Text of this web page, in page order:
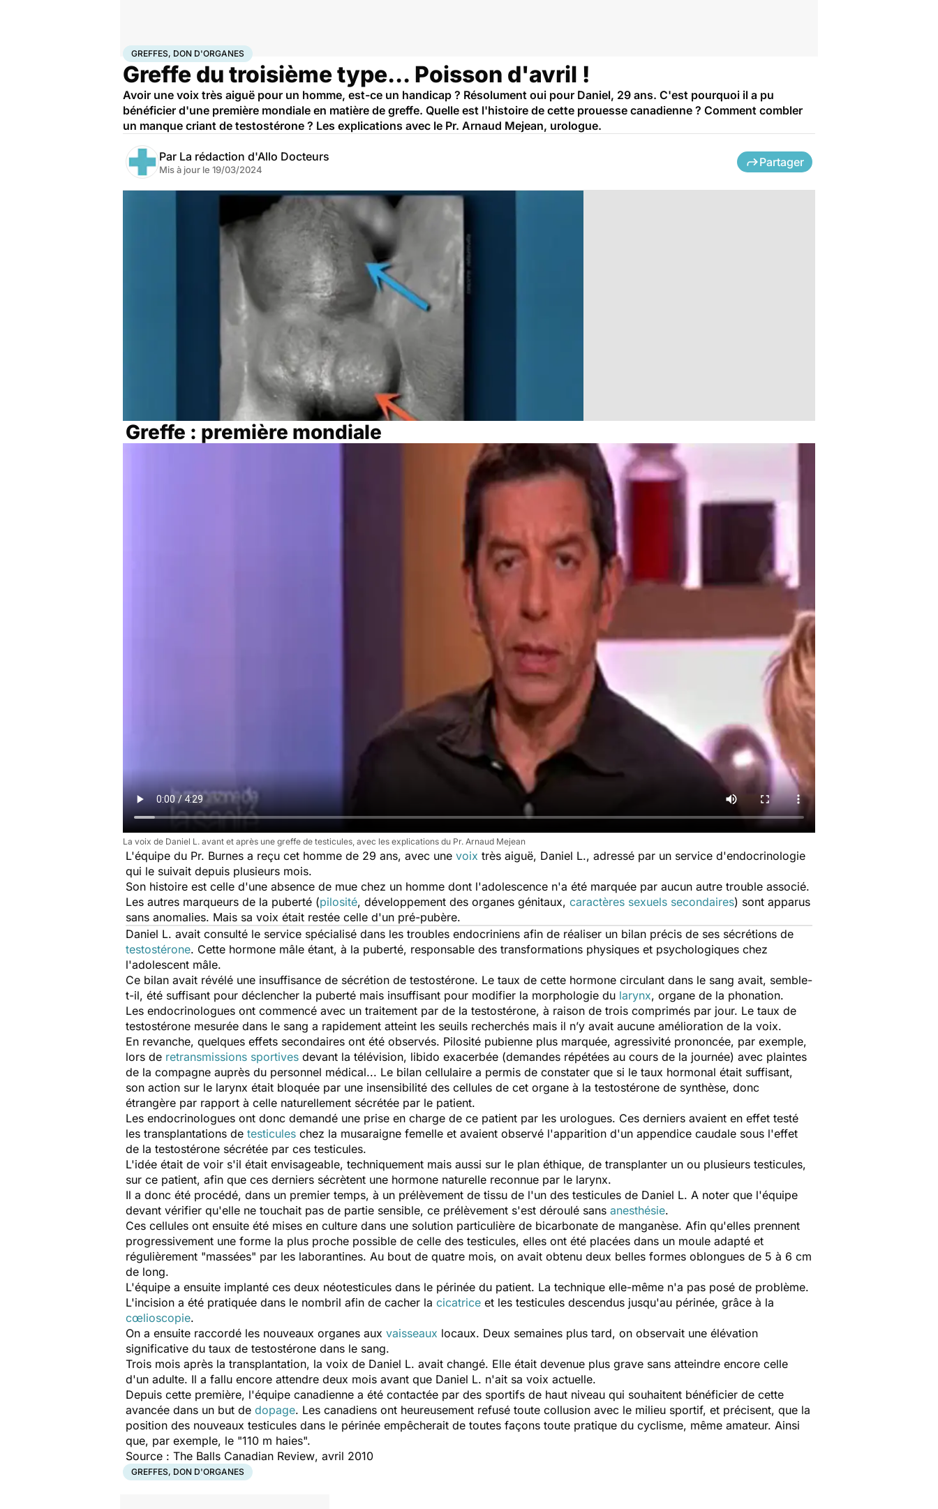
AccueilSantéGreffes, don d'organes
GREFFES, DON D'ORGANES
Greffe du troisième type... Poisson d'avril !
Avoir une voix très aiguë pour un homme, est-ce un handicap ? Résolument oui pour Daniel, 29 ans. C'est pourquoi il a pu
bénéficier d'une première mondiale en matière de greffe. Quelle est l'histoire de cette prouesse canadienne ? Comment combler
un manque criant de testostérone ? Les explications avec le Pr. Arnaud Mejean, urologue.
Par La rédaction d'Allo Docteurs
Mis à jour le 19/03/2024
Partager
Greffe : première mondiale
La voix de Daniel L. avant et après une greffe de testicules, avec les explications du Pr. Arnaud Mejean
L'équipe du Pr. Burnes a reçu cet homme de 29 ans, avec une voix très aiguë, Daniel L., adressé par un service d'endocrinologie
qui le suivait depuis plusieurs mois.
Son histoire est celle d'une absence de mue chez un homme dont l'adolescence n'a été marquée par aucun autre trouble associé.
Les autres marqueurs de la puberté (pilosité, développement des organes génitaux, caractères sexuels secondaires) sont apparus
sans anomalies. Mais sa voix était restée celle d'un pré-pubère.
Daniel L. avait consulté le service spécialisé dans les troubles endocriniens afin de réaliser un bilan précis de ses sécrétions de
testostérone. Cette hormone mâle étant, à la puberté, responsable des transformations physiques et psychologiques chez
l'adolescent mâle.
Ce bilan avait révélé une insuffisance de sécrétion de testostérone. Le taux de cette hormone circulant dans le sang avait, semble-
t-il, été suffisant pour déclencher la puberté mais insuffisant pour modifier la morphologie du larynx, organe de la phonation.
Les endocrinologues ont commencé avec un traitement par de la testostérone, à raison de trois comprimés par jour. Le taux de
testostérone mesurée dans le sang a rapidement atteint les seuils recherchés mais il n’y avait aucune amélioration de la voix.
En revanche, quelques effets secondaires ont été observés. Pilosité pubienne plus marquée, agressivité prononcée, par exemple,
lors de retransmissions sportives devant la télévision, libido exacerbée (demandes répétées au cours de la journée) avec plaintes
de la compagne auprès du personnel médical... Le bilan cellulaire a permis de constater que si le taux hormonal était suffisant,
son action sur le larynx était bloquée par une insensibilité des cellules de cet organe à la testostérone de synthèse, donc
étrangère par rapport à celle naturellement sécrétée par le patient.
Les endocrinologues ont donc demandé une prise en charge de ce patient par les urologues. Ces derniers avaient en effet testé
les transplantations de testicules chez la musaraigne femelle et avaient observé l'apparition d'un appendice caudale sous l'effet
de la testostérone sécrétée par ces testicules.
L'idée était de voir s'il était envisageable, techniquement mais aussi sur le plan éthique, de transplanter un ou plusieurs testicules,
sur ce patient, afin que ces derniers sécrètent une hormone naturelle reconnue par le larynx.
Il a donc été procédé, dans un premier temps, à un prélèvement de tissu de l'un des testicules de Daniel L. A noter que l'équipe
devant vérifier qu'elle ne touchait pas de partie sensible, ce prélèvement s'est déroulé sans anesthésie.
Ces cellules ont ensuite été mises en culture dans une solution particulière de bicarbonate de manganèse. Afin qu'elles prennent
progressivement une forme la plus proche possible de celle des testicules, elles ont été placées dans un moule adapté et
régulièrement "massées" par les laborantines. Au bout de quatre mois, on avait obtenu deux belles formes oblongues de 5 à 6 cm
de long.
L'équipe a ensuite implanté ces deux néotesticules dans le périnée du patient. La technique elle-même n'a pas posé de problème.
L'incision a été pratiquée dans le nombril afin de cacher la cicatrice et les testicules descendus jusqu'au périnée, grâce à la
cœlioscopie.
On a ensuite raccordé les nouveaux organes aux vaisseaux locaux. Deux semaines plus tard, on observait une élévation
significative du taux de testostérone dans le sang.
Trois mois après la transplantation, la voix de Daniel L. avait changé. Elle était devenue plus grave sans atteindre encore celle
d'un adulte. Il a fallu encore attendre deux mois avant que Daniel L. n'ait sa voix actuelle.
Depuis cette première, l'équipe canadienne a été contactée par des sportifs de haut niveau qui souhaitent bénéficier de cette
avancée dans un but de dopage. Les canadiens ont heureusement refusé toute collusion avec le milieu sportif, et précisent, que la
position des nouveaux testicules dans le périnée empêcherait de toutes façons toute pratique du cyclisme, même amateur. Ainsi
que, par exemple, le "110 m haies".
Source : The Balls Canadian Review, avril 2010
GREFFES, DON D'ORGANES